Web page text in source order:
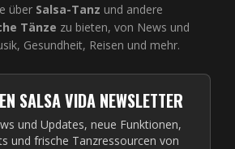
über Salsa-Tanz und andere
Tänze zu bieten, von News und
Gesundheit, Reisen und mehr.
SALSA VIDA NEWSLETTER
und Updates, neue Funktionen,
und frische Tanzressourcen von